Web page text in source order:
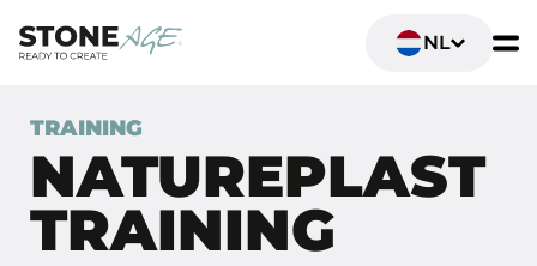
TRAINING
NATUREPLAST
TRAINING
NL